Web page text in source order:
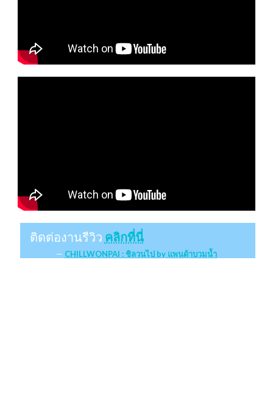
ติดต่องานรีวิว คลิกที่นี่
CHILLWONPAI : ชิลวนไป by แพนด้าบวมน้ำ